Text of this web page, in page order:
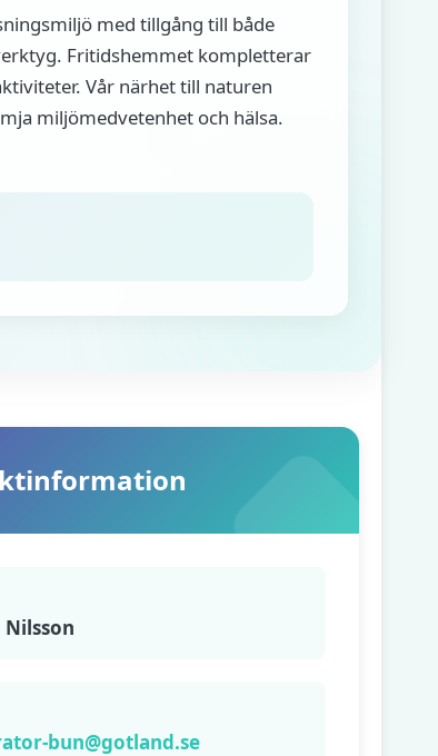
med tillgång till både
Fritidshemmet kompletterar
Vår närhet till naturen
miljömedvetenhet och hälsa.
Nilsson
bun@gotland.se